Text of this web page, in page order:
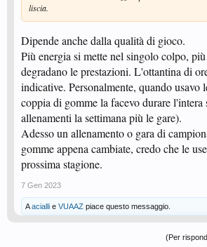
liscia.
Dipende anche dalla qualità di gioco.
Più energia si mette nel singolo colpo,
degradano le prestazioni. L'ottantina di
indicative. Personalmente, quando usavo
coppia di gomme la facevo durare l'intera
allenamenti la settimana più le gare).
Adesso un allenamento o gara di
gomme appena cambiate, credo che le
prossima stagione.
7 Gen 2023
Aacialli e VUAAZ piace questo messaggio.
(Per